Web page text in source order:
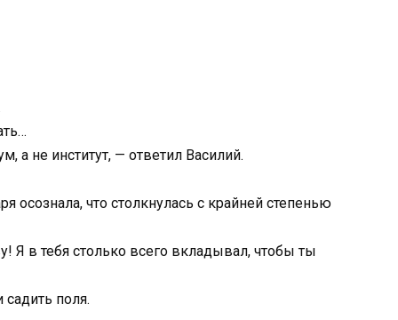
а не институт, — ответил Василий.
осознала, что столкнулась с крайней степенью
в тебя столько всего вкладывал, чтобы ты
садить поля.